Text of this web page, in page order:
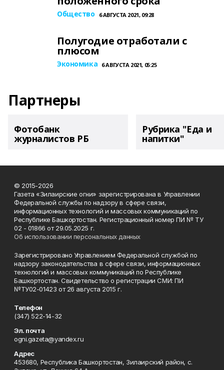
Общество 6 АВГУСТА 2021, 09:28
Полугодие отработали с
плюсом
Экономика 6 АВГУСТА 2021, 05:25
Партнеры
Фотобанк
журналистов РБ
Рубрика "Еда и
напитки"
© 2015-2026
Газета «Зилаирские огни» зарегистрирована в Управлении
Федеральной службы по надзору в сфере связи,
информационных технологий и массовых коммуникаций по
Республике Башкортостан. Регистрационный номер ПИ № ТУ
02 - 01866 от 29.05.2025 г.
Об использовании персональных данных
Зарегистрировано Управлением Федеральной службой по
надзору законодательства в сфере связи, информационных
технологий и массовых коммуникаций по Республике
Башкортостан. Свидетельство о регистрации СМИ: ПИ
№ТУ02-01423 от 26 августа 2015 г.
Телефон
(347) 522-14-32
Эл. почта
ogni.gazeta@yandex.ru
Адрес
453680, Республика Башкортостан, Зилаирский район, с.